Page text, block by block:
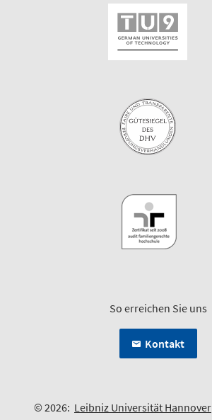
So erreichen Sie uns
Kontakt
© 2026: Leibniz Universität Hannover